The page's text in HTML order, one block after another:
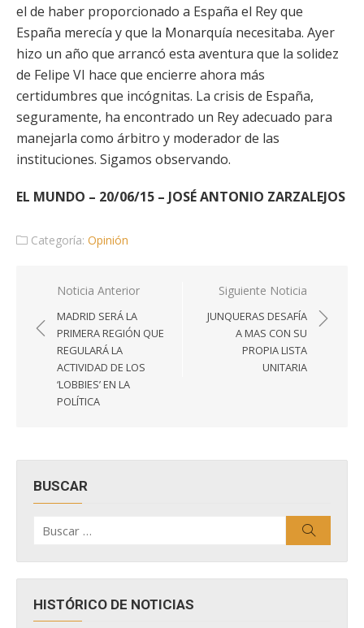
el de haber proporcionado a España el Rey que
España merecía y que la Monarquía necesitaba. Ayer
hizo un año que arrancó esta aventura que la solidez
de Felipe VI hace que encierre ahora más
certidumbres que incógnitas. La crisis de España,
seguramente, ha encontrado un Rey adecuado para
manejarla como árbitro y moderador de las
instituciones. Sigamos observando.
EL MUNDO – 20/06/15 – JOSÉ ANTONIO ZARZALEJOS
Categoría: Opinión
Navegación
entradas
Noticia Anterior
MADRID SERÁ LA
PRIMERA REGIÓN QUE
REGULARÁ LA
ACTIVIDAD DE LOS
‘LOBBIES’ EN LA
POLÍTICA
Siguiente Noticia
JUNQUERAS DESAFÍA
A MAS CON SU
PROPIA LISTA
UNITARIA
BUSCAR
por:
HISTÓRICO DE NOTICIAS